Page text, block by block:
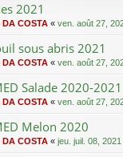
2021
COSTA « ven. août 27,
sous abris 2021
COSTA « ven. août 27,
Salade 2020-2021
COSTA « ven. août 27,
Melon 2020
COSTA « jeu. juil. 08,